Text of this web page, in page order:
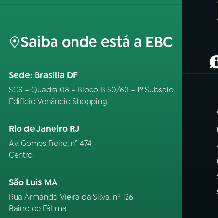
Saiba onde está a EBC
Sede: Brasília DF
SCS – Quadra 08 – Bloco B 50/60 – 1º Subsolo
Edifício Venâncio Shopping
Rio de Janeiro RJ
Av. Gomes Freire, n° 474
Centro
São Luís MA
Rua Armando Vieira da Silva, nº 126
Bairro de Fátima